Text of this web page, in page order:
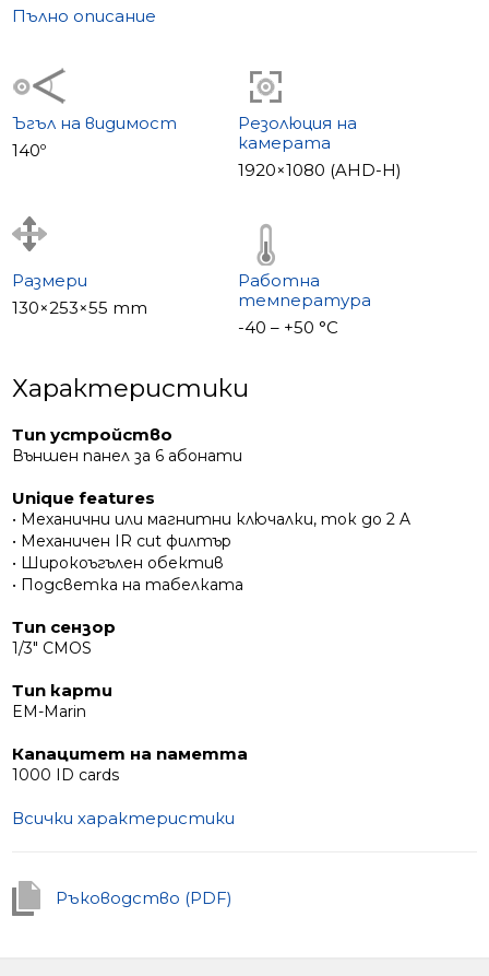
механични и магнитни ключалки с ток до 2 A.
• Широкоъгълен обектив 140°
• Mechaniczny IR cut филтър
• Подсветка на табелката
• EM-Marin четец на карти
• Вградена памет за 1000 карти
Пълно описание
Ъгъл на видимост
140º
Резолюция на
камерата
1920×1080 (AHD-H)
Размери
130×253×55 mm
Работна
температура
-40 – +50 °С
Характеристики
Тип устройство
Външен панел за 6 абонати
Unique features
• Механични или магнитни ключалки, ток до 2 A
• Механичен IR cut филтър
• Широкоъгълен обектив
• Подсветка на табелката
Тип сензор
1/3" CMOS
Тип карти
EM-Marin
Капацитет на паметта
1000 ID cards
Всички характеристики
Ръководство (PDF)